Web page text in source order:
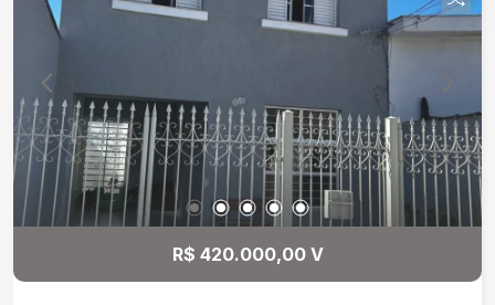
R$ 420.000,00 V